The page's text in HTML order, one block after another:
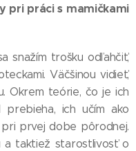
pri práci s mamičkami
snažím trošku odľahčiť,
Väčšinou vidieť,
Okrem teórie, čo je ich
ich učím ako
pri prvej dobe pôrodnej.
a taktiež starostlivosť o